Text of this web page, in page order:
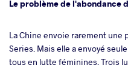
Le problème de l'abondance
La Chine envoie rarement une
Series. Mais elle a envoyé
tous en lutte féminines. Trois